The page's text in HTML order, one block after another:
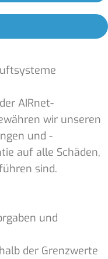
AIRnet-
wir unseren
und -
auf alle Schäden,
sind.
und
der Grenzwerte